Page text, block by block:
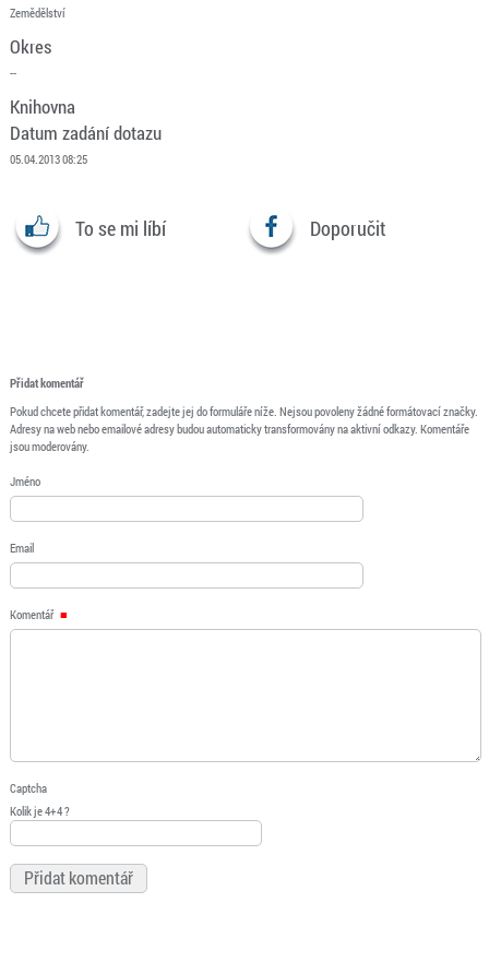
Zemědělství
Okres
--
Knihovna
Datum zadání dotazu
05.04.2013 08:25
To se mi líbí Doporučit
Přidat komentář
Pokud chcete přidat komentář, zadejte jej do formuláře níže. Nejsou povoleny žádné formátovací značky.
Adresy na web nebo emailové adresy budou automaticky transformovány na aktivní odkazy. Komentáře
jsou moderovány.
Jméno
Email
Komentář
Captcha
Kolik je 4+4 ?